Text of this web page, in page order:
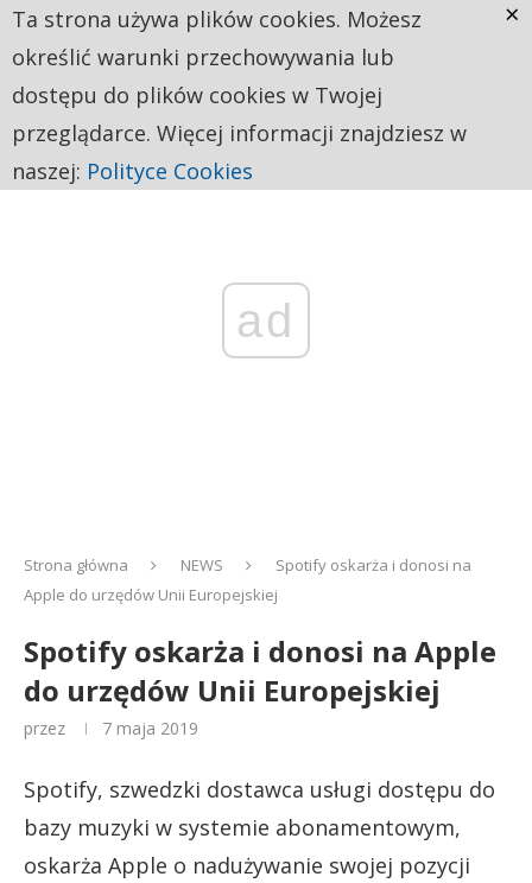
ad
Strona główna NEWS
Spotify oskarża i donosi na
Apple do urzędów Unii Europejskiej
Spotify oskarża i donosi na Apple
do urzędów Unii Europejskiej
przez 7 maja 2019
Spotify, szwedzki dostawca usługi dostępu do
bazy muzyki w systemie abonamentowym,
oskarża Apple o nadużywanie swojej pozycji
Ta strona używa plików cookies. Możesz
określić warunki przechowywania lub
dostępu do plików cookies w Twojej
przeglądarce. Więcej informacji znajdziesz w
naszej: Polityce Cookies
×